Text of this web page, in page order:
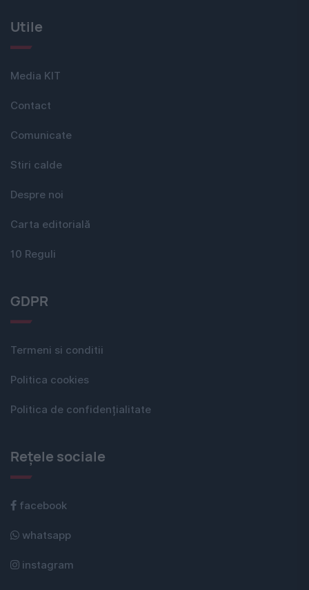
Utile
Media KIT
Contact
Comunicate
Stiri calde
Despre noi
Carta editorială
10 Reguli
GDPR
Termeni si conditii
Politica cookies
Politica de confidențialitate
Rețele sociale
facebook
whatsapp
instagram